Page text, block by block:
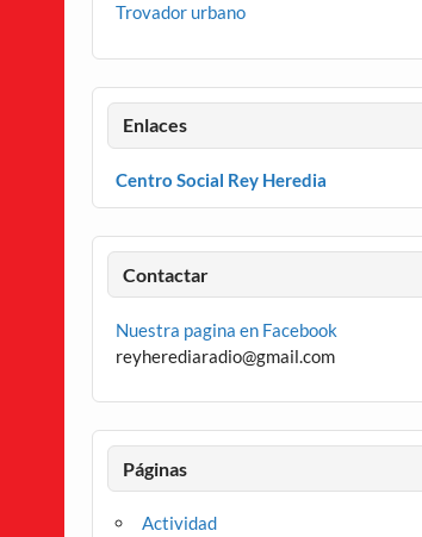
Trovador urbano
Enlaces
Centro Social Rey Heredia
Contactar
Nuestra pagina en Facebook
reyherediaradio@gmail.com
Páginas
Actividad